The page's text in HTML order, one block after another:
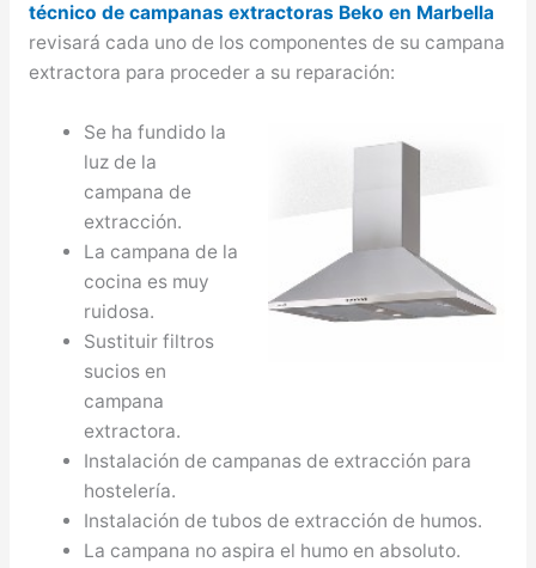
técnico de campanas extractoras Beko en Marbella
revisará cada uno de los componentes de su campana
extractora para proceder a su reparación:
Se ha fundido la
luz de la
campana de
extracción.
La campana de la
cocina es muy
ruidosa.
Sustituir filtros
sucios en
campana
extractora.
Instalación de campanas de extracción para
hostelería.
Instalación de tubos de extracción de humos.
La campana no aspira el humo en absoluto.